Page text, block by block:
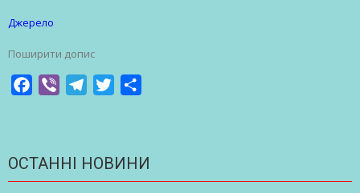
Джерело
Поширити допис
Facebook
Viber TelegramTwitter
ОСТАННІ НОВИНИ